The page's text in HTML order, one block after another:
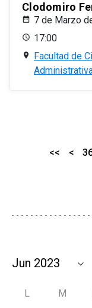
Clodomiro
7 de Marzo
17:00
Facultad de
<< <
L M